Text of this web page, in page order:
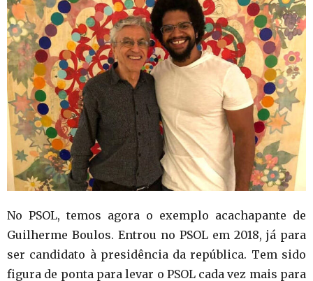
No PSOL, temos agora o exemplo acachapante de
Guilherme Boulos. Entrou no PSOL em 2018, já para
ser candidato à presidência da república. Tem sido
figura de ponta para levar o PSOL cada vez mais para